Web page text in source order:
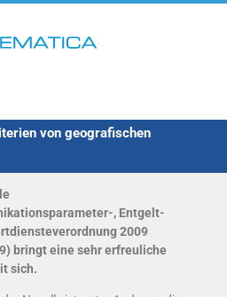
von geografischen
, Entgelt-
2009
bringt eine sehr erfreuliche
sich.